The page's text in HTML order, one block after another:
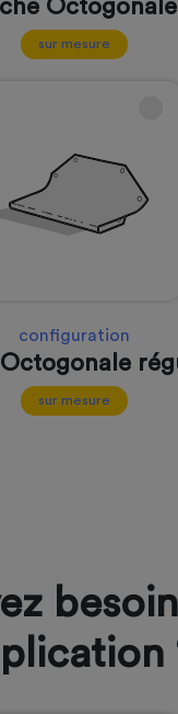
Octogonale
sur mesure
configuration
Octogonale
sur mesure